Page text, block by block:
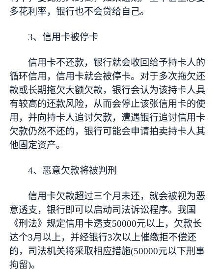
多花利率，银行也不会贷给自己。
3、信用卡被停卡
信用卡不还款，银行就会收回给予持卡人的
循环信用，信用卡就会被停卡。对于多次拖欠还
款或长期拖欠大额欠款，银行会认为该持卡人具
有较高的还款风险，从而会停止该张信用卡的使
用，并向持卡人追讨欠款，遭遇银行追讨信用卡
欠款仍然不还的，银行可能会申请拍卖持卡人其
他固定资产。
4、恶意欠款将被判刑
信用卡欠款超过三个月未还，就会被视为恶
意透支，银行即可以启动司法诉讼程序。我国
《刑法》规定信用卡透支50000元以上，欠款长
达个3月以上，并经银行3次以上催缴拒不偿还
的，司法机关将采取相应措施(50000元以下刑事
拘留)。